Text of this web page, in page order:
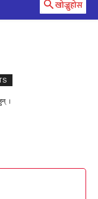
खोज्नुहोस
।